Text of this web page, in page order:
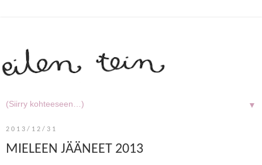
▼
2013/12/31
MIELEEN JÄÄNEET 2013